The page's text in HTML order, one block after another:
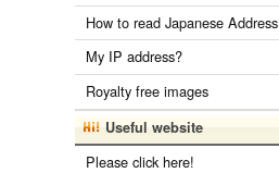
How to read Japanese Address
My IP address?
Royalty free images
Useful website
Please click here!